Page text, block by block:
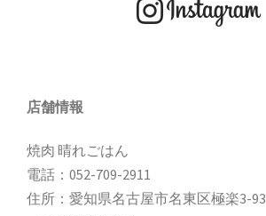
店舗情報
焼肉 晴れごはん
電話： 052-709-2911
住所：愛知県名古屋市名東区極楽3-93